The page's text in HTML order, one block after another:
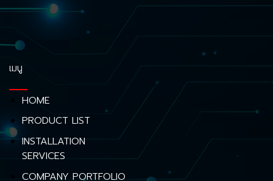
เมนู
HOME
PRODUCT LIST
INSTALLATION
SERVICES
COMPANY PORTFOLIO